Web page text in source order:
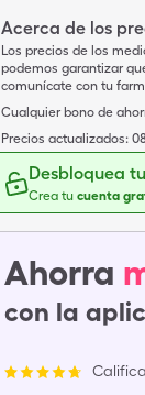
Acerca de los
Los precios de los
podemos garantizar
comunícate con tu
Cualquier bono de
Precios actualizados:
Desbloquea
Crea tu cuenta
Ahorra
con la